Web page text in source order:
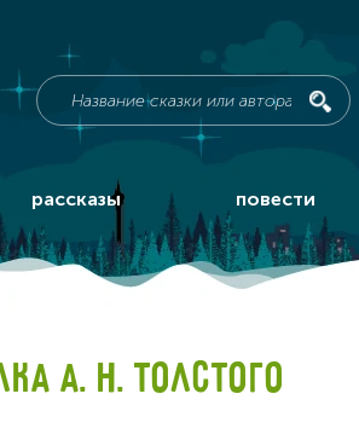
рассказы повести
А. Н. ТОЛСТОГО